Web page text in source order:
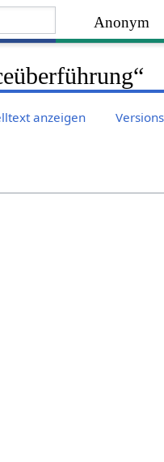
Anonym
anzeigen